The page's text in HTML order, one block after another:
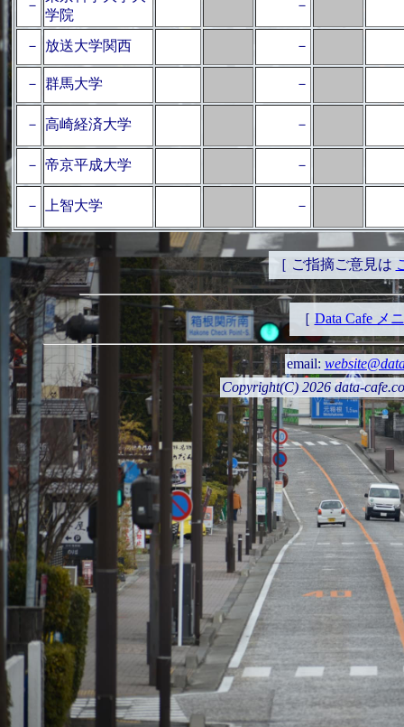
－
学院
－
－ 放送大学関西 －
－ 群馬大学 －
－ 高崎経済大学 －
－ 帝京平成大学 －
－ 上智大学 －
［ ご指摘ご意見は
［ Data Cafe メ
email:
Copyright(C) 2026 data-